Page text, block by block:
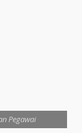
Pegawai